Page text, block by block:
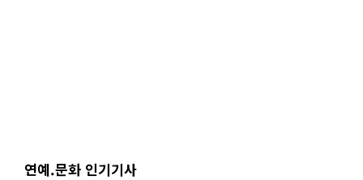
연예.문화 인기기사